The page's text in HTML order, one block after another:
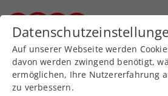
Zurück zur Newsübersicht
Turniere
Auf unserer Webseite werden
davon werden zwingend benötigt,
ermöglichen, Ihre Nutzererfahrung
zu verbessern.